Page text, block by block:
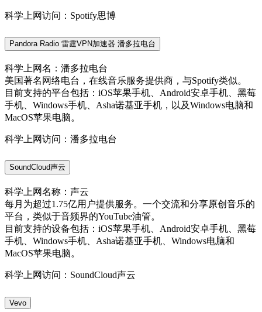
科学上网访问：Spotify思博
Pandora Radio 雷霆VPN加速器 潘多拉电台
科学上网名：潘多拉电台
美国著名网络电台，在线音乐服务提供商，与Spotify类似。
目前支持的平台包括：iOS苹果手机、Android安卓手机、黑莓
手机、Windows手机、Asha诺基亚手机，以及Windows电脑和
MacOS苹果电脑。
科学上网访问：潘多拉电台
SoundCloud声云
科学上网名称：声云
每月为超过1.75亿用户提供服务。一个交流和分享原创音乐的
平台，类似于音频界的YouTube油管。
目前支持的设备包括：iOS苹果手机、Android安卓手机、黑莓
手机、Windows手机、Asha诺基亚手机、Windows电脑和
MacOS苹果电脑。
科学上网访问：SoundCloud声云
Vevo